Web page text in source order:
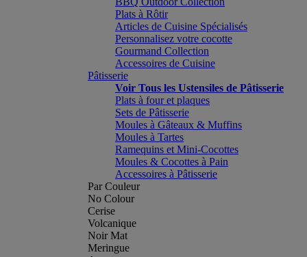
Plats à Rôtir
Articles de Cuisine Spécialisés
Personnalisez votre cocotte
Gourmand Collection
Accessoires de Cuisine
Pâtisserie
Voir Tous les Ustensiles de Pâtisserie
Plats à four et plaques
Sets de Pâtisserie
Moules à Gâteaux & Muffins
Moules à Tartes
Ramequins et Mini-Cocottes
Moules & Cocottes à Pain
Accessoires à Pâtisserie
Par Couleur
No Colour
Cerise
Volcanique
Noir Mat
Meringue